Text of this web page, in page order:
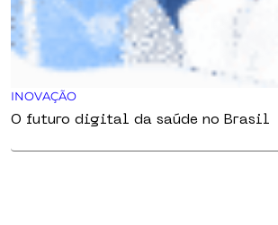
INOVAÇÃO
O futuro digital da saúde no Brasil